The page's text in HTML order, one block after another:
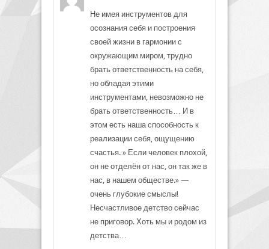
Не имея инструментов для
осознания себя и построения
своей жизни в гармонии с
окружающим миром, трудно
брать ответственность на себя,
но обладая этими
инструментами, невозможно не
брать ответственность… И в
этом есть наша способность к
реализации себя, ощущению
счастья. » Если человек плохой,
он не отделён от нас, он так же в
нас, в нашем обществе.» —
очень глубокие смыслы!
Несчастливое детство сейчас
не приговор. Хоть мы и родом из
детства…